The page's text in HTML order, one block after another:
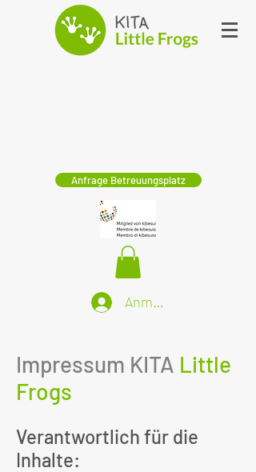
Anfrage Betreuungsplatz
Anmelden
Impressum KITA Little
Frogs
Verantwortlich für die
Inhalte: